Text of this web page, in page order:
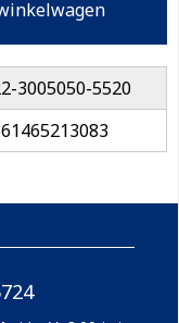
3005050-5520